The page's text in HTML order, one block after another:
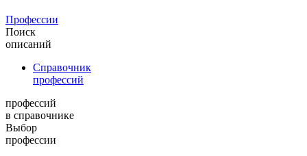
Профессии
Поиск
описаний
Справочник
профессий
профессий
в справочнике
Выбор
профессии